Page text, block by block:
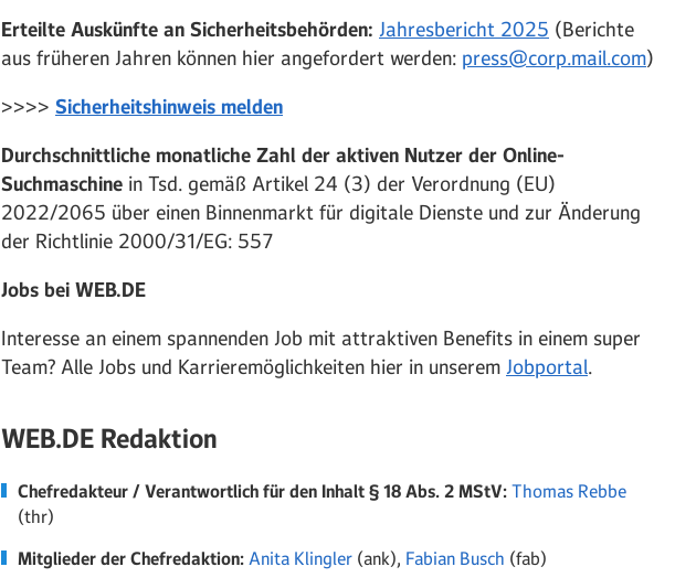
Erteilte Auskünfte an Sicherheitsbehörden: Jahresbericht 2025 (Berichte
aus früheren Jahren können hier angefordert werden: press@corp.mail.com)
>>>> Sicherheitshinweis melden
Durchschnittliche monatliche Zahl der aktiven Nutzer der Online-
Suchmaschine in Tsd. gemäß Artikel 24 (3) der Verordnung (EU)
2022/2065 über einen Binnenmarkt für digitale Dienste und zur Änderung
der Richtlinie 2000/31/EG: 557
Jobs bei WEB.DE
Interesse an einem spannenden Job mit attraktiven Benefits in einem super
Team? Alle Jobs und Karrieremöglichkeiten hier in unserem Jobportal.
WEB.DE Redaktion
Chefredakteur / Verantwortlich für den Inhalt § 18 Abs. 2 MStV: Thomas Rebbe
(thr)
Mitglieder der Chefredaktion: Anita Klingler (ank), Fabian Busch (fab)